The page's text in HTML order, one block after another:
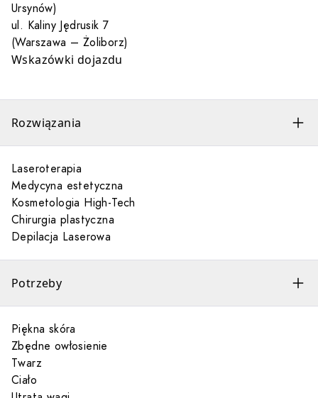
Ursynów)
ul. Kaliny Jędrusik 7
(Warszawa – Żoliborz)
Wskazówki dojazdu
Rozwiązania
Laseroterapia
Medycyna estetyczna
Kosmetologia High-Tech
Chirurgia plastyczna
Depilacja Laserowa
Potrzeby
Piękna skóra
Zbędne owłosienie
Twarz
Ciało